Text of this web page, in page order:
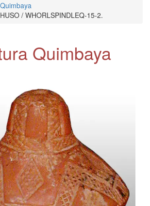
/ WHORLSPINDLEQ-15-2.
Quimbaya